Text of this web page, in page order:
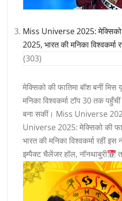
Miss Universe 2025: मेक्सिको
2025, भारत की मनिका विश्वकर्मा
(303)
मेक्सिको की फातिमा बॉश बनीं
मनिका विश्वकर्मा टॉप 30 तक
बना सकीं। Miss Universe
Universe 2025: मेक्सिको की
भारत की मनिका विश्वकर्मा रहीं इस
इम्पैक्ट चैलेंजर हॉल, नॉनथाबुरी